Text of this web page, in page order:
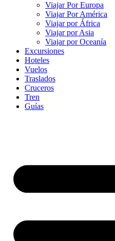
Viajar Por Europa
Viajar Por América
Viajar por África
Viajar por Asia
Viajar por Oceanía
Excursiones
Hoteles
Vuelos
Traslados
Cruceros
Tren
Guías